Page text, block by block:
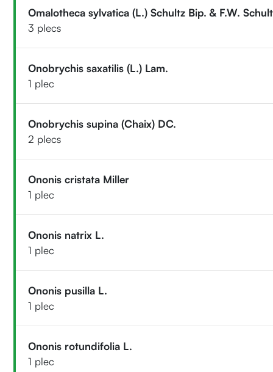
Omalotheca sylvatica (L.) Schultz Bip. & F.W.
3 plecs
Onobrychis saxatilis (L.) Lam.
1 plec
Onobrychis supina (Chaix) DC.
2 plecs
Ononis cristata Miller
1 plec
Ononis natrix L.
1 plec
Ononis pusilla L.
1 plec
Ononis rotundifolia L.
1 plec